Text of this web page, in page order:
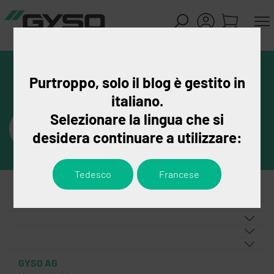
GYSO AG
Purtroppo, solo il blog è gestito in
italiano.
Selezionare la lingua che si
desidera continuare a utilizzare:
Tedesco Francese